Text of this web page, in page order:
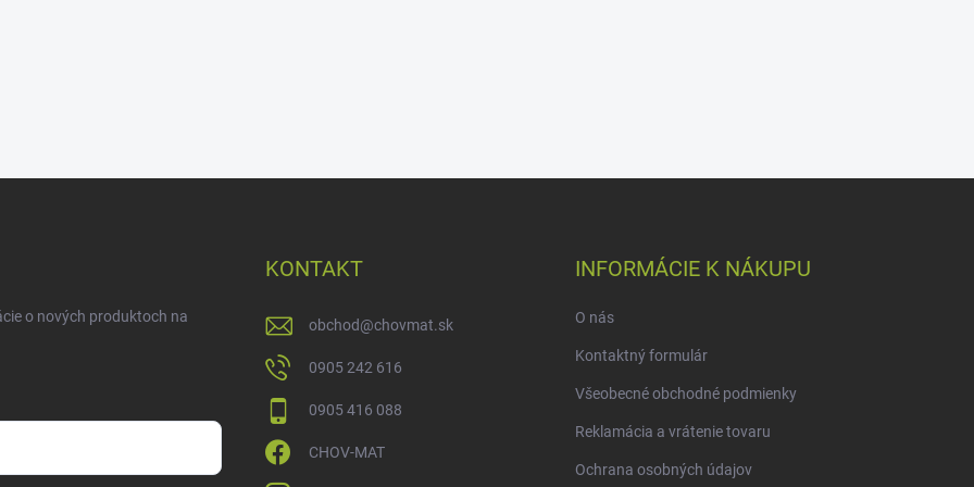
o nových produktoch na
KONTAKT
obchod@chovmat.sk
0905 242 616
0905 416 088
CHOV-MAT
INFORMÁCIE K NÁKUPU
O nás
Kontaktný formulár
Všeobecné obchodné podmienky
Reklamácia a vrátenie tovaru
Ochrana osobných údajov